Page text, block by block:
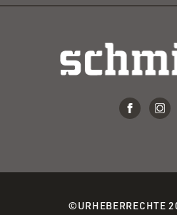
©URHEBERRECHTE